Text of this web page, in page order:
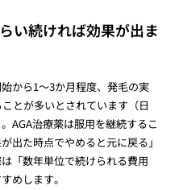
い続ければ効果が出ま
から1〜3か月程度、発毛の実
とが多いとされています（日
AGA治療薬は服用を継続するこ
出た時点でやめると元に戻る」
「数年単位で続けられる費用
めします。